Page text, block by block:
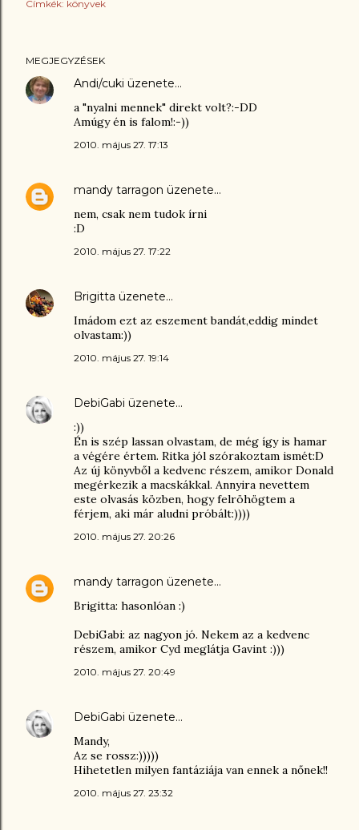
Címkék: könyvek
MEGJEGYZÉSEK
Andi/cuki üzenete…
a "nyalni mennek" direkt volt?:-DD
Amúgy én is falom!:-))
2010. május 27. 17:13
mandy tarragon üzenete…
nem, csak nem tudok írni
:D
2010. május 27. 17:22
Brigitta üzenete…
Imádom ezt az eszement bandát,eddig mindet
olvastam:))
2010. május 27. 19:14
DebiGabi üzenete…
:))
Én is szép lassan olvastam, de még így is hamar
a végére értem. Ritka jól szórakoztam ismét:D
Az új könyvből a kedvenc részem, amikor Donald
megérkezik a macskákkal. Annyira nevettem
este olvasás közben, hogy felröhögtem a
férjem, aki már aludni próbált:))))
2010. május 27. 20:26
mandy tarragon üzenete…
Brigitta: hasonlóan :)
DebiGabi: az nagyon jó. Nekem az a kedvenc
részem, amikor Cyd meglátja Gavint :)))
2010. május 27. 20:49
DebiGabi üzenete…
Mandy,
Az se rossz:)))))
Hihetetlen milyen fantáziája van ennek a nőnek!!
2010. május 27. 23:32